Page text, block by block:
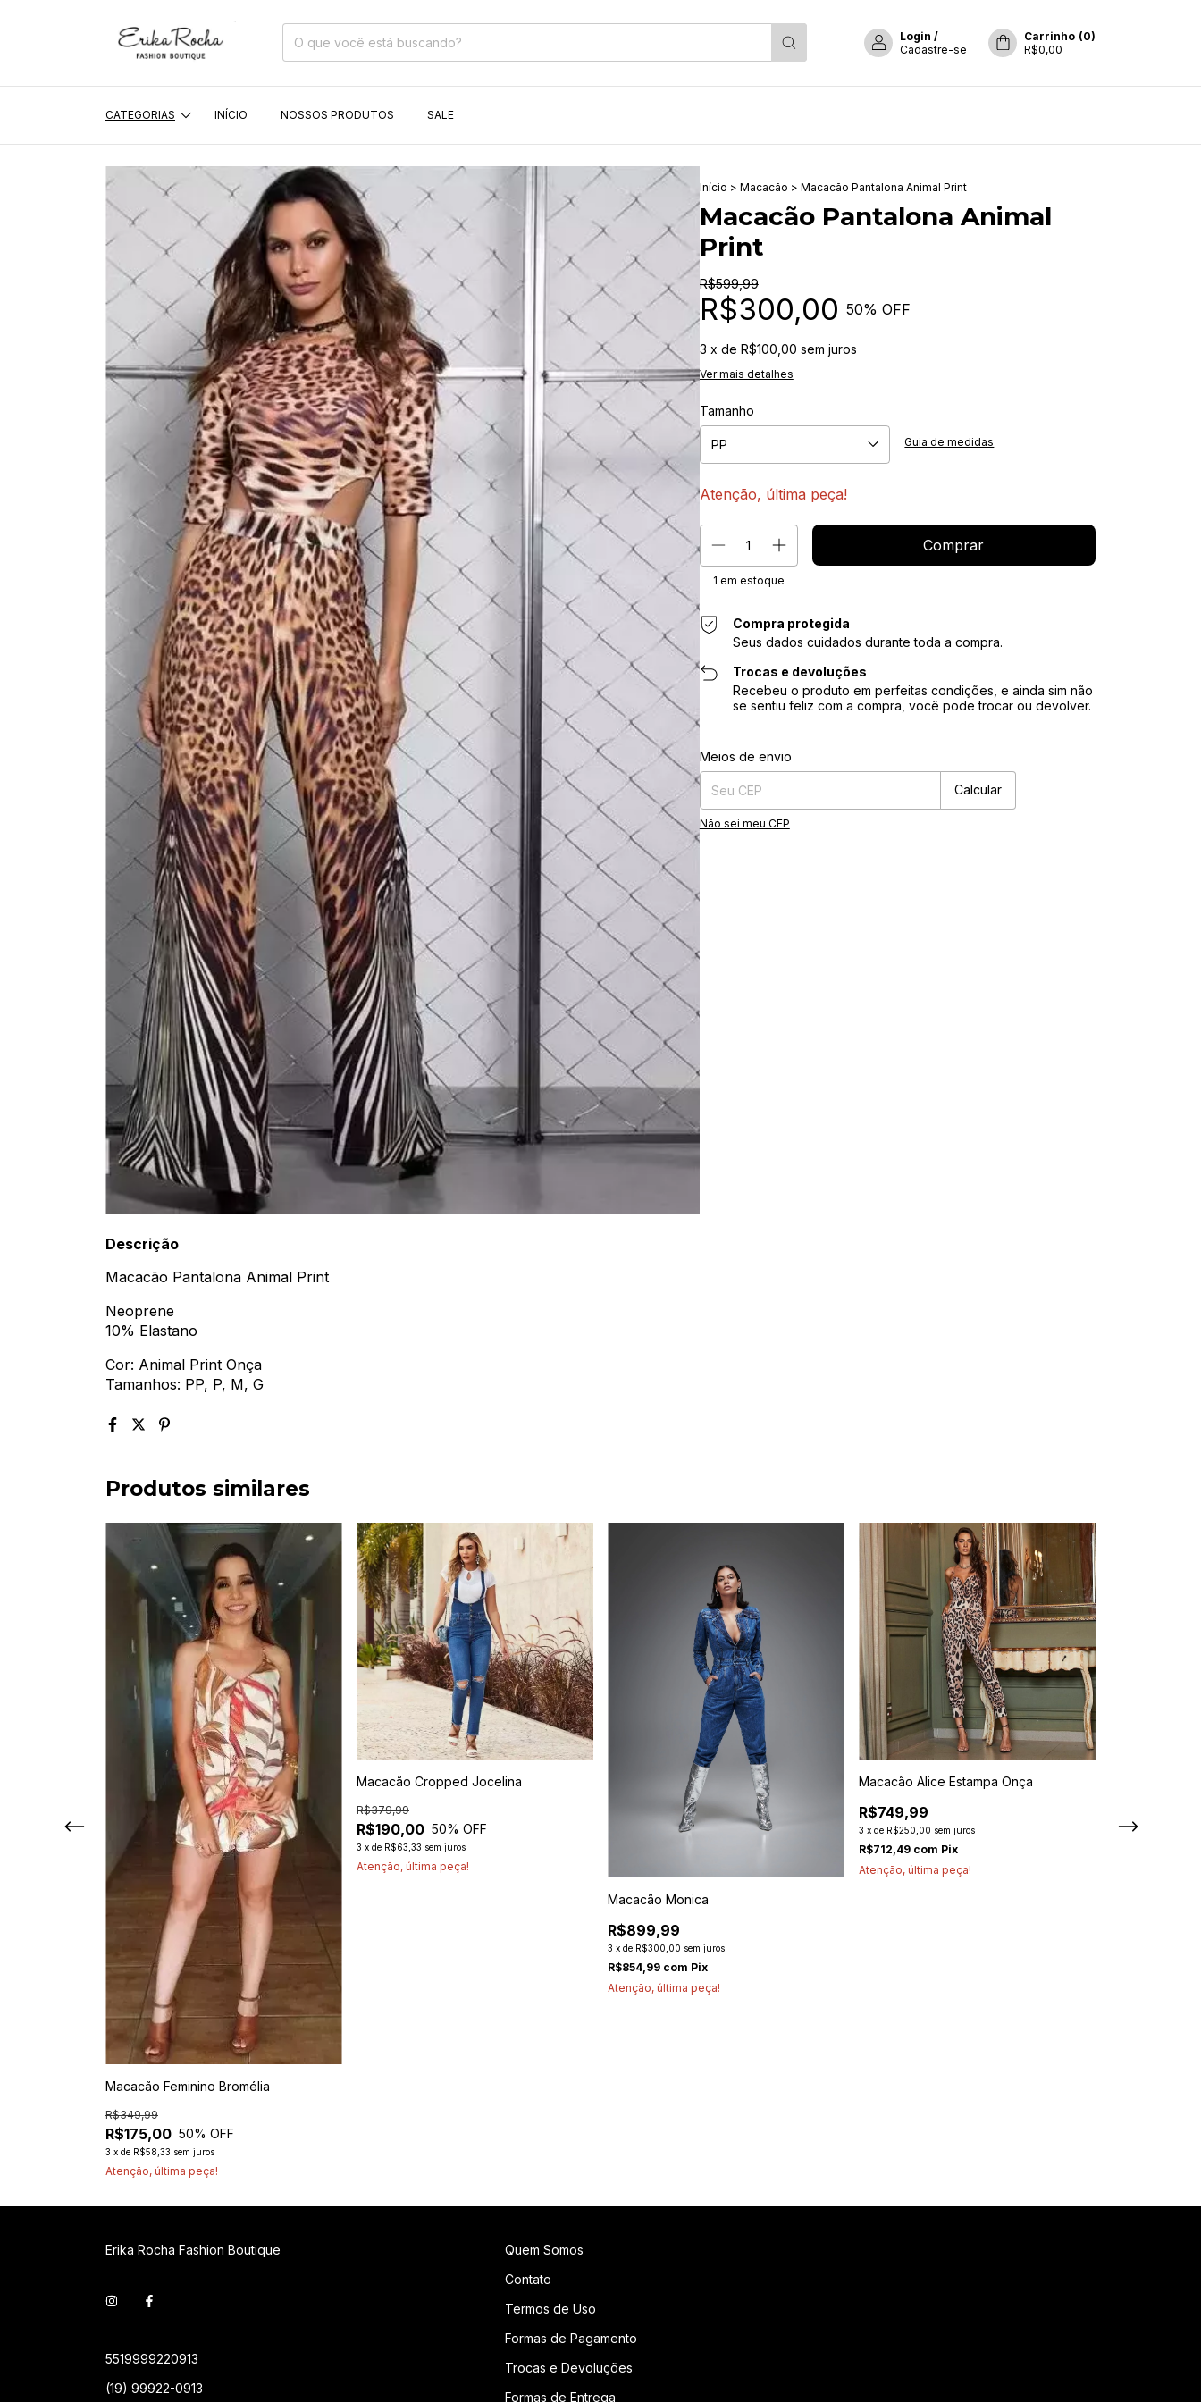
Login /
Cadastre-se
Carrinho (0)
R$0,00
CATEGORIAS INÍCIO NOSSOS PRODUTOS SALE
Início > Macacão > Macacão Pantalona Animal Print
Macacão Pantalona Animal
Print
R$599,99
R$300,00 50% OFF
3 x de R$100,00 sem juros
Ver mais detalhes
Tamanho
Guia de medidas
Atenção, última peça!
1 em estoque
Compra protegida
Seus dados cuidados durante toda a compra.
Trocas e devoluções
Recebeu o produto em perfeitas condições, e ainda sim não
se sentiu feliz com a compra, você pode trocar ou devolver.
Entregas para o CEP:
Meios de envio
Calcular
Não sei meu CEP
Descrição
Macacão Pantalona Animal Print
Neoprene
10% Elastano
Cor: Animal Print Onça
Tamanhos: PP, P, M, G
Produtos similares
Macacão Feminino Bromélia
R$175,00
R$349,99
50% OFF
3 x de R$58,33 sem juros
Atenção, última peça!
Macacão Cropped Jocelina
R$190,00
R$379,99
50% OFF
3 x de R$63,33 sem juros
Atenção, última peça!
Macacão Monica
R$899,99
3 x de R$300,00 sem juros
R$854,99 com Pix
Atenção, última peça!
Macacão Alice Estampa Onça
R$749,99
3 x de R$250,00 sem juros
R$712,49 com Pix
Atenção, última peça!
R$205,00
R$409,99
Erika Rocha Fashion Boutique
5519999220913
(19) 99922-0913
Quem Somos
Contato
Termos de Uso
Formas de Pagamento
Trocas e Devoluções
Formas de Entrega